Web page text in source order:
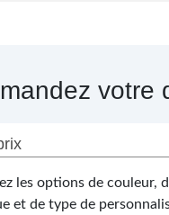
votre
les options de couleur,
et de type de